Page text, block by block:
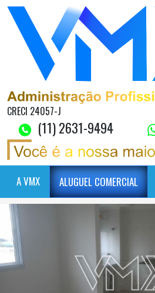
CRECI 24057-J
(11) 2631-9494
A VMX ALUGUEL COMERCIAL